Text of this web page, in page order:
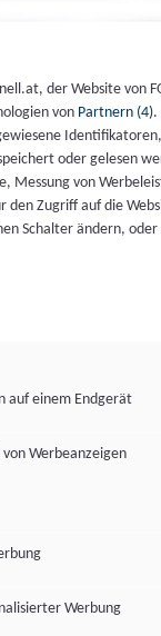
der Website von
von Partnern (4).
oder gelesen
Messung von
den Zugriff auf die
Schalter ändern,
auf einem Endgerät
Werbeanzeigen
Werbung